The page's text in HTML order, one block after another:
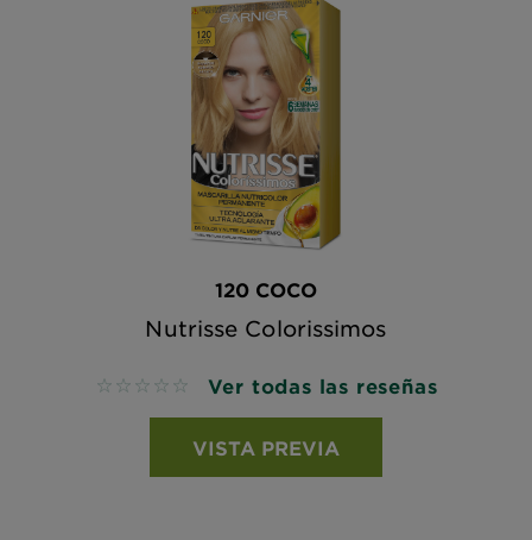
120 COCO
Nutrisse Colorissimos
No reviews Ver todas las reseñas
VISTA PREVIA